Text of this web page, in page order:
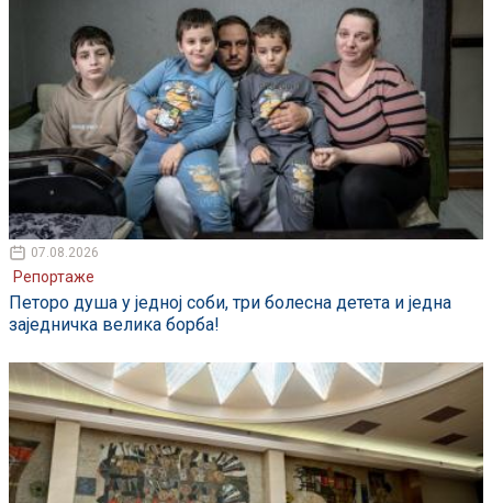
07.08.2026
Репортаже
Петоро душа у једној соби, три болесна детета и једна
заједничка велика борба!